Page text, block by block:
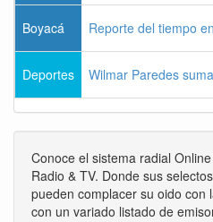
Boyacá Reporte del tiempo
Deportes Wilmar Paredes
Conoce el sistema radial
Radio & TV. Donde sus
pueden complacer su oido con
con un variado listado de